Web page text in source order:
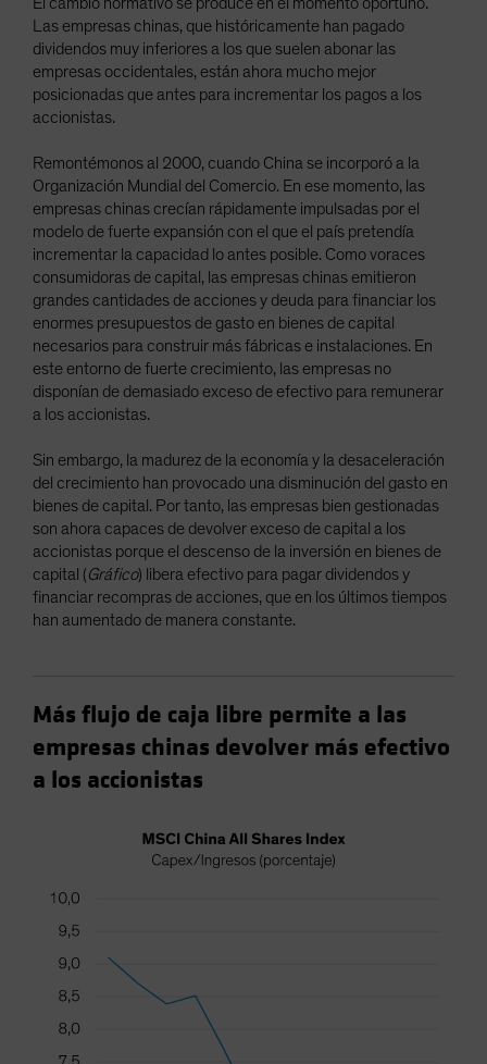
Las empresas chinas, que históricamente han pagado
dividendos muy inferiores a los que suelen abonar las
empresas occidentales, están ahora mucho mejor
posicionadas que antes para incrementar los pagos a los
accionistas.
Remontémonos al 2000, cuando China se incorporó a la
Organización Mundial del Comercio. En ese momento, las
empresas chinas crecían rápidamente impulsadas por el
modelo de fuerte expansión con el que el país pretendía
incrementar la capacidad lo antes posible. Como voraces
consumidoras de capital, las empresas chinas emitieron
grandes cantidades de acciones y deuda para financiar los
enormes presupuestos de gasto en bienes de capital
necesarios para construir más fábricas e instalaciones. En
este entorno de fuerte crecimiento, las empresas no
disponían de demasiado exceso de efectivo para remunerar
a los accionistas.
Sin embargo, la madurez de la economía y la desaceleración
del crecimiento han provocado una disminución del gasto en
bienes de capital. Por tanto, las empresas bien gestionadas
son ahora capaces de devolver exceso de capital a los
accionistas porque el descenso de la inversión en bienes de
capital (Gráfico) libera efectivo para pagar dividendos y
financiar recompras de acciones, que en los últimos tiempos
han aumentado de manera constante.
Más flujo de caja libre permite a las
empresas chinas devolver más efectivo
a los accionistas